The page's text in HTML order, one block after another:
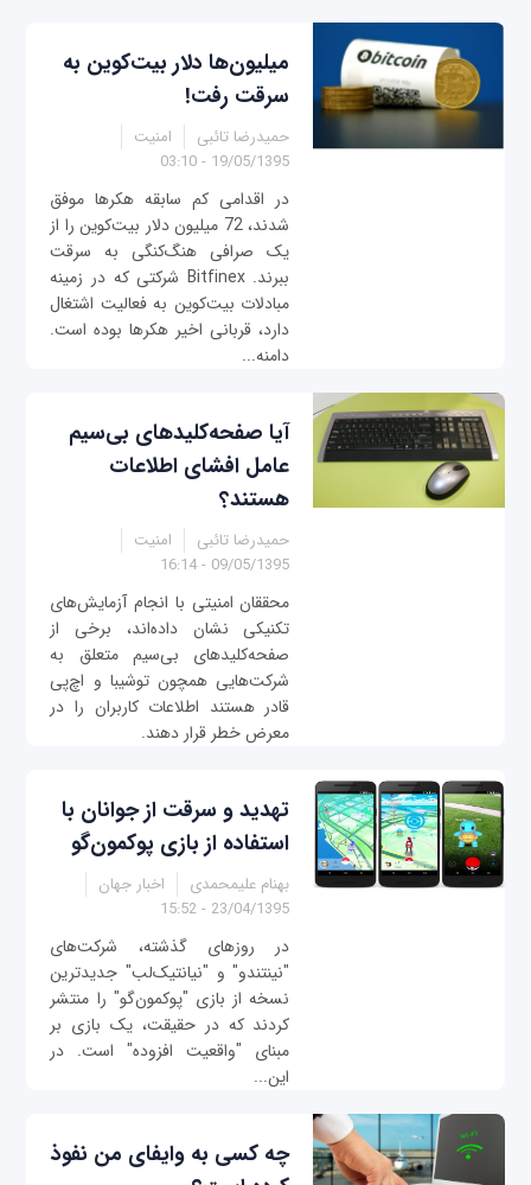
میلیون‌ها دلار بیت‌کوین به
سرقت رفت!
حمیدرضا تائبی
امنیت
19/05/1395 - 03:10
در اقدامی کم سابقه هکرها موفق
شدند، 72 میلیون دلار بیت‌کوین را از
یک صرافی هنگ‌کنگی به سرقت
ببرند. Bitfinex شرکتی که در زمینه
مبادلات بیت‌کوین به فعالیت اشتغال
دارد، قربانی اخیر هکرها بوده است.
دامنه...
آیا صفحه‌کلیدهای بی‌سیم
عامل افشای اطلاعات
هستند؟
حمیدرضا تائبی
امنیت
09/05/1395 - 16:14
محققان امنیتی با انجام آزمایش‌های
تکنیکی نشان داده‌اند، برخی از
صفحه‌کلید‌های بی‌سیم متعلق به
شرکت‌هایی همچون توشیبا و اچ‌پی
قادر هستند اطلاعات کاربران را در
معرض خطر قرار دهند.
تهدید و سرقت از جوانان با
استفاده از بازی پوکمون‌گو
بهنام علیمحمدی
اخبار جهان
23/04/1395 - 15:52
در روزهای گذشته، شرکت‌های
"نینتندو" و "نیانتیک‌لب" جدیدترین
نسخه از بازی "پوکمون‌گو" را منتشر
کردند که در حقیقت، یک بازی بر
مبنای "واقعیت افزوده" است. در
این...
چه کسی به وای‎فای من نفوذ